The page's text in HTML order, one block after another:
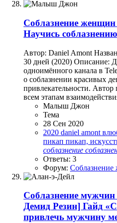
Соблазнение женщин
Научись
Автор: Daniel Amont
30 дней (2020) Описание:
одноимённого канала в
о соблазнении красивых
привлекательности. Автор
всем этапам
Малыш Джон
Тема
28 Сен 2020
2020 daniel amont
пикап пикап,
соблазнение
Ответы: 3
Форум:
Соблазнение мужчин
Демид Резин] Гайд
привлечь мужчину